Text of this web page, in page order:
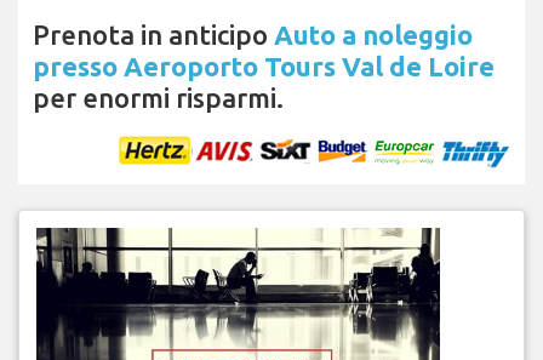
Prenota in anticipo Auto a noleggio
presso Aeroporto Tours Val de Loire
per enormi risparmi.